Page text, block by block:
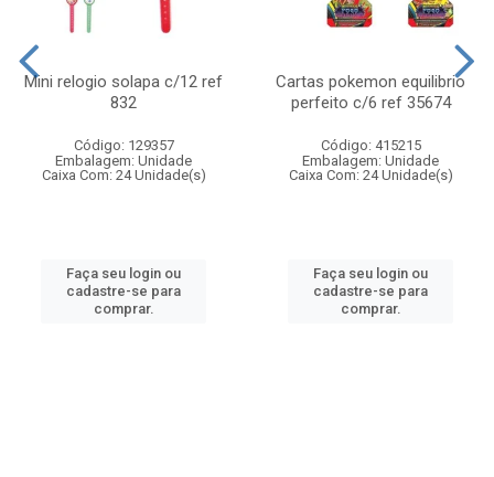
Mini relogio solapa c/12 ref
832
Código: 129357
Embalagem: Unidade
Caixa Com: 24 Unidade(s)
Faça seu login ou
cadastre-se para
comprar.
Cartas pokemon equilibrio
perfeito c/6 ref 35674
Código: 415215
Embalagem: Unidade
Caixa Com: 24 Unidade(s)
Faça seu login ou
cadastre-se para
comprar.